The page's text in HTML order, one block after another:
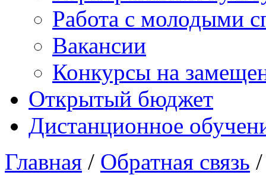
Работа с молодыми
Вакансии
Конкурсы на
Открытый бюджет
Дистанционное
Главная / Обратная связь